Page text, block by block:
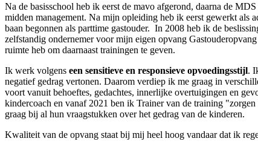
Na de basisschool heb ik eerst de mavo afgerond, daarna de
midden management. Na mijn opleiding heb ik eerst gewerkt als
baan begonnen als parttime gastouder. In 2008 heb ik de
zelfstandig ondernemer voor mijn eigen opvang
ruimte heb om daarnaast trainingen te geven.
Ik werk volgens een sensitieve en responsieve opvoedingsstijl.
negatief gedrag vertonen. Daarom verdiep ik me graag in
voort vanuit behoeftes, gedachtes, innerlijke overtuigingen en
kindercoach en vanaf 2021 ben ik Trainer van de training
graag bij al hun vraagstukken over het gedrag van de kinderen.
Kwaliteit van de opvang staat bij mij heel hoog vandaar dat ik